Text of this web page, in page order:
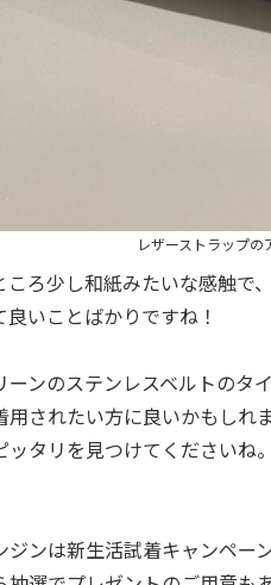
レザーストラップ
ころ少し和紙みたいな感触で
いことばかりですね！
ーンのステンレスベルトのタ
用されたい方に良いかもしれ
ッタリを見つけてくださいね
ジンは新生活試着キャンペー